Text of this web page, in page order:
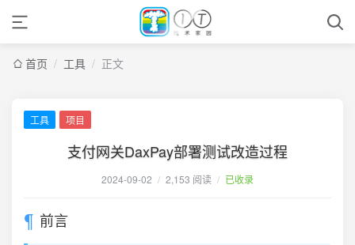
首页 / 工具 / 正文
工具 项目
支付网关DaxPay部署测试改造过程
2024-09-02 / 2,153 阅读 / 已收录
前言